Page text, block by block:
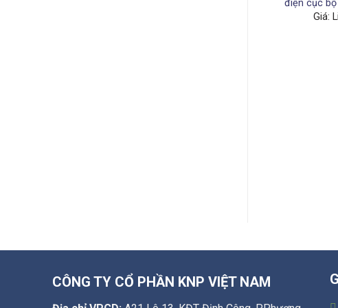
điện cục
Giá:
CÔNG TY CỔ PHẦN KNP VIỆT NAM